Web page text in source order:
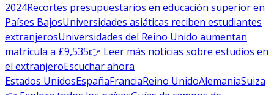
2024Recortes presupuestarios en educación superior en
Países BajosUniversidades asiáticas reciben estudiantes
extranjerosUniversidades del Reino Unido aumentan
matrícula a £9,535👉 Leer más noticias sobre estudios en
el extranjeroEscuchar ahora
Estados UnidosEspañaFranciaReino UnidoAlemaniaSuiza